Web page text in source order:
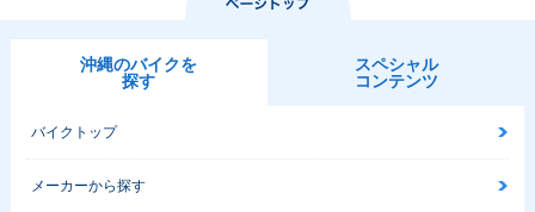
沖縄のバイクを
探す
スペシャル
コンテンツ
バイクトップ
メーカーから探す